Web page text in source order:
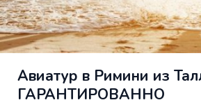
Авиатур в Римини из
ГАРАНТИРОВАННО